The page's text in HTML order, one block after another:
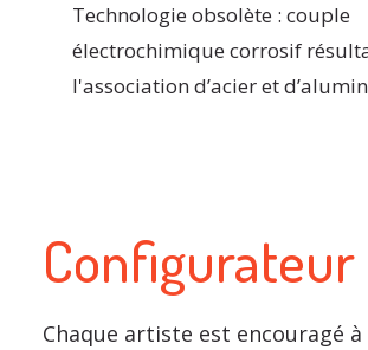
Technologie obsolète : couple
électrochimique corrosif
l'association d’acier et
Configurateur
Chaque artiste est encouragé à